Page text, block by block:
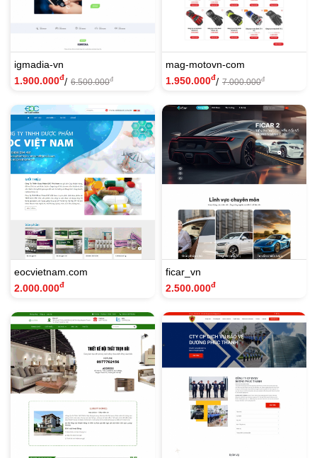
igmadia-vn
1.900.000đ/ 6.500.000đ
mag-motovn-com
1.950.000đ/ 7.000.000đ
eocvietnam.com
2.000.000đ
ficar_vn
2.500.000đ